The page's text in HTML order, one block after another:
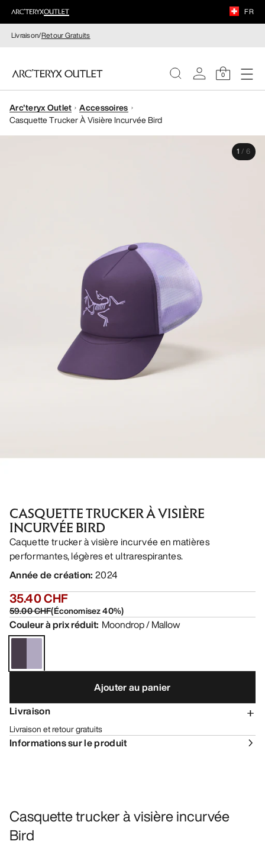
FR
Livraison/Retour Gratuits
0
FEMME
Arc'teryx Outlet
Accessoires
Casquette Trucker À Visière Incurvée Bird
1 / 6
CASQUETTE TRUCKER À VISIÈRE
INCURVÉE BIRD
Caquette trucker à visière incurvée en matières
performantes, légères et ultrarespirantes.
Année de création: 2024
35.40 CHF
59.00 CHF(Économisez40%)
Couleur à prix réduit: Moondrop / Mallow
Ajouter au panier
Livraison
Livraison et retour gratuits
Informations sur le produit
Casquette trucker à visière incurvée
Bird